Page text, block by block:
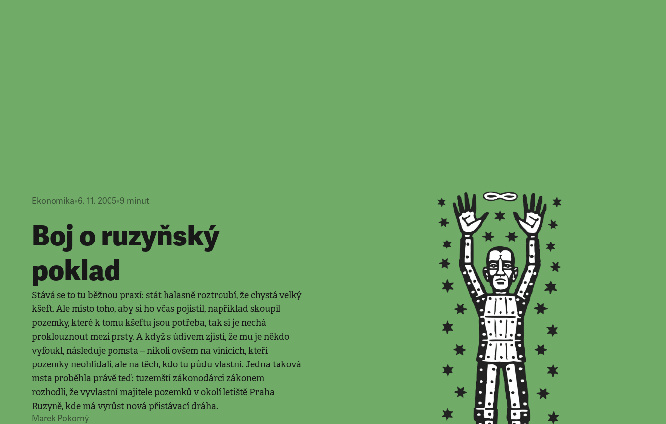
Ekonomika•6. 11. 2005•9 minut
Boj o ruzyňský
poklad
Stává se to tu běžnou praxí: stát halasně roztroubí, že chystá velký
kšeft. Ale místo toho, aby si ho včas pojistil, například skoupil
pozemky, které k tomu kšeftu jsou potřeba, tak si je nechá
proklouznout mezi prsty. A když s údivem zjistí, že mu je někdo
vyfoukl, následuje pomsta – nikoli ovšem na vinících, kteří
pozemky neohlídali, ale na těch, kdo tu půdu vlastní. Jedna taková
msta proběhla právě teď: tuzemští zákonodárci zákonem
rozhodli, že vyvlastní majitele pozemků v okolí letiště Praha
Ruzyně, kde má vyrůst nová přistávací dráha.
Marek Pokorný